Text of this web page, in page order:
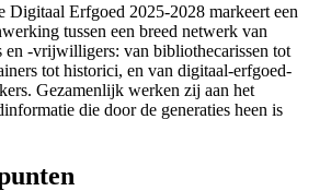
Digitaal Erfgoed 2025-2028 markeert een
tussen een breed netwerk van
en -vrijwilligers: van bibliothecarissen tot
tot historici, en van digitaal-erfgoed-
Gezamenlijk werken zij aan het
die door de generaties heen is